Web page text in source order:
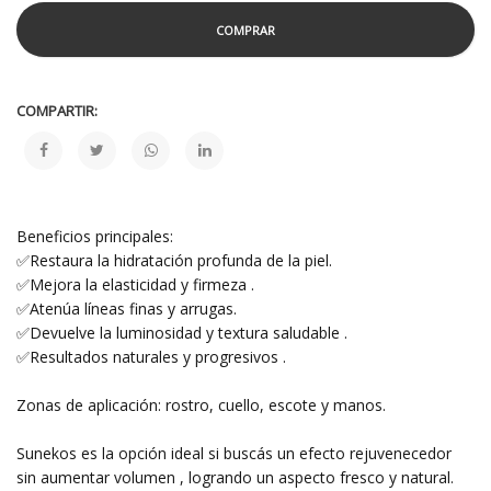
COMPRAR
COMPARTIR:
Beneficios principales:
✅Restaura la hidratación profunda de la piel.
✅Mejora la elasticidad y firmeza .
✅Atenúa líneas finas y arrugas.
✅Devuelve la luminosidad y textura saludable .
✅Resultados naturales y progresivos .
Zonas de aplicación: rostro, cuello, escote y manos.
Sunekos es la opción ideal si buscás un efecto rejuvenecedor
sin aumentar volumen , logrando un aspecto fresco y natural.